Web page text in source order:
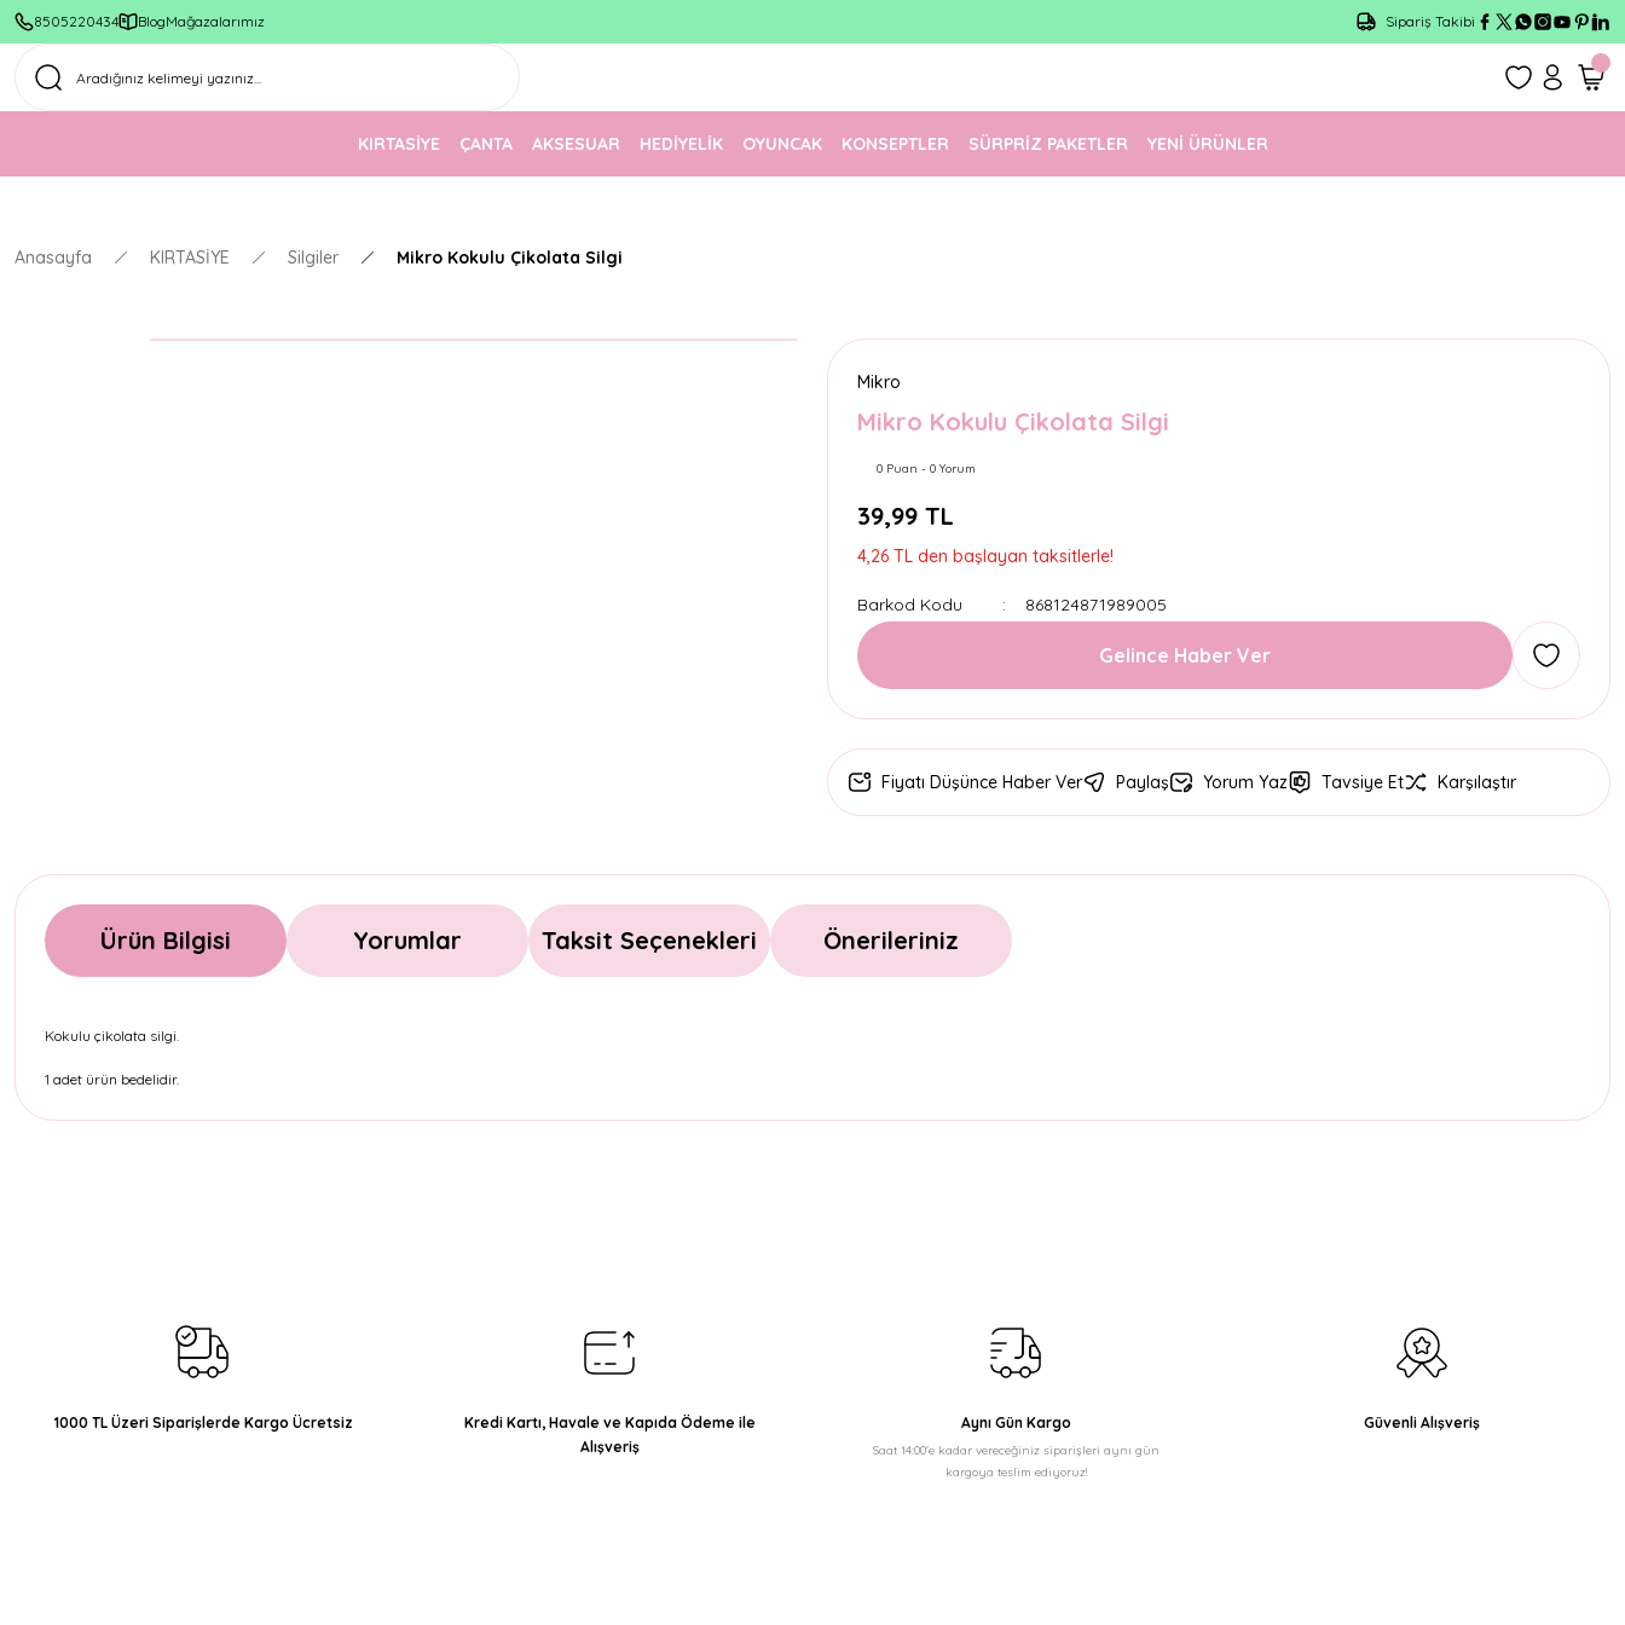
8505220434 BlogMağazalarımız
1500 TL Üzeri Ücretsiz Kargo
Sipariş Takibi
KIRTASİYE ÇANTA AKSESUAR HEDİYELİK OYUNCAK KONSEPTLER SÜRPRİZ PAKETLER YENİ ÜRÜNLER
Anasayfa KIRTASİYE Silgiler Mikro Kokulu Çikolata Silgi
Mikro
Mikro Kokulu Çikolata Silgi
0 Puan - 0 Yorum
39,99 TL
4,26 TL den başlayan taksitlerle!
Barkod Kodu 868124871989005
Gelince Haber Ver
Fiyatı Düşünce Haber Ver Paylaş Yorum Yaz Tavsiye Et Karşılaştır
Ürün Bilgisi Yorumlar Taksit Seçenekleri Önerileriniz
Kokulu çikolata silgi.
1 adet ürün bedelidir.
Ürün fiyatı diğer sitelerden daha pahalı.
Bu ürüne benzer farklı alternatifler olmalı.
1000 TL Üzeri Siparişlerde Kargo Ücretsiz
Kredi Kartı, Havale ve Kapıda Ödeme ile
Alışveriş
Aynı Gün Kargo
Saat 14:00'e kadar vereceğiniz siparişleri aynı gün
kargoya teslim ediyoruz!
Güvenli Alışveriş